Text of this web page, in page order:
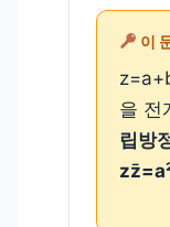
이
을 전
립방